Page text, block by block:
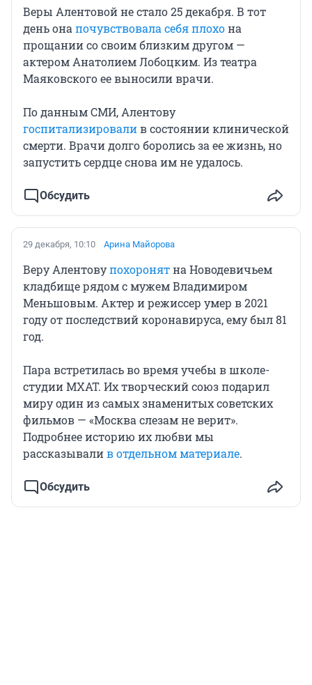
Веры Алентовой не стало 25 декабря. В тот
день она почувствовала себя плохона
прощании со своим близким другом —
актером Анатолием Лобоцким. Из театра
Маяковского ее выносили врачи.
По данным СМИ, Алентову
госпитализировалив состоянии клинической
смерти. Врачи долго боролись за ее жизнь, но
запустить сердце снова им не удалось.
Обсудить
29 декабря, 10:10 Арина Майорова
Веру Алентовупохоронятна Новодевичьем
кладбище рядом с мужем Владимиром
Меньшовым. Актер и режиссер умер в 2021
году от последствий коронавируса, ему был 81
год.
Пара встретилась во время учебы в школе-
студии МХАТ. Их творческий союз подарил
миру один из самых знаменитых советских
фильмов — «Москва слезам не верит».
Подробнее историю их любви мы
рассказывалив отдельном материале.
Обсудить